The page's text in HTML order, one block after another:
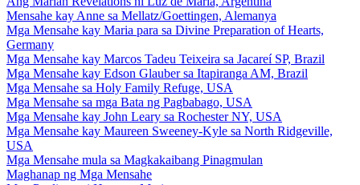
Mensahe kay Anne sa Mellatz/Goettingen, Alemanya
Mga Mensahe kay Maria para sa Divine Preparation of Hearts,
Germany
Mga Mensahe kay Marcos Tadeu Teixeira sa Jacareí SP, Brazil
Mga Mensahe kay Edson Glauber sa Itapiranga AM, Brazil
Mga Mensahe sa Holy Family Refuge, USA
Mga Mensahe sa mga Bata ng Pagbabago, USA
Mga Mensahe kay John Leary sa Rochester NY, USA
Mga Mensahe kay Maureen Sweeney-Kyle sa North Ridgeville,
USA
Mga Mensahe mula sa Magkakaibang Pinagmulan
Maghanap ng Mga Mensahe